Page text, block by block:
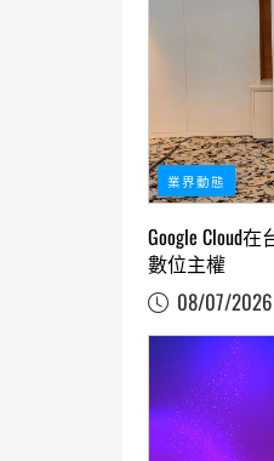
業界動態
Google Cloud
數位主權
08/07/2026